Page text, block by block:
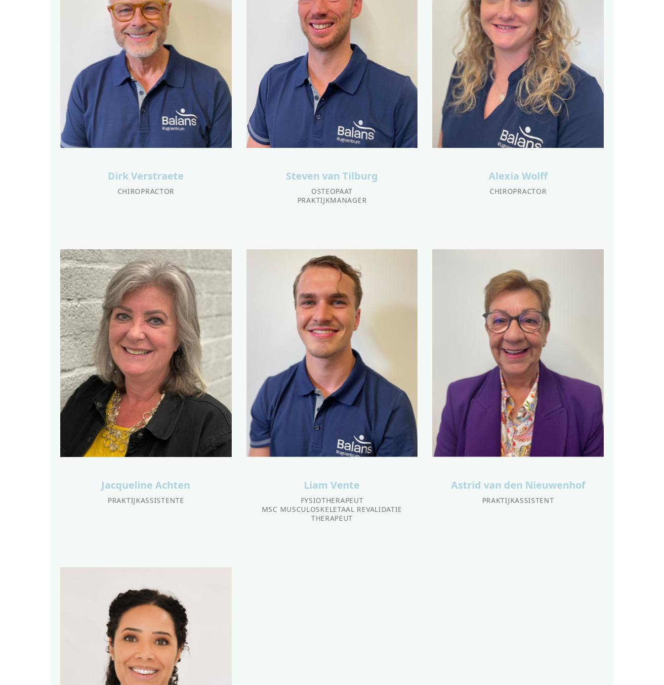
Dirk Verstraete
CHIROPRACTOR
Steven van Tilburg
OSTEOPAAT
PRAKTIJKMANAGER
Alexia Wolff
CHIROPRACTOR
Jacqueline Achten
PRAKTIJKASSISTENTE
Liam Vente
FYSIOTHERAPEUT
MSC MUSCULOSKELETAAL REVALIDATIE
THERAPEUT
Astrid van den Nieuwenhof
PRAKTIJKASSISTENT